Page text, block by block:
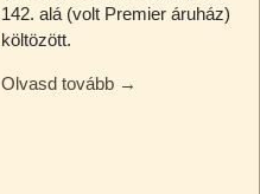
142. alá (volt Premier áruház)
költözött.
Olvasd tovább →